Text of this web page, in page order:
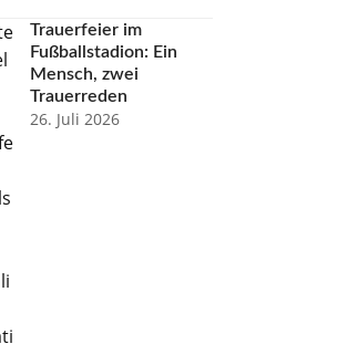
Trauerfeier im
Fußballstadion: Ein
Mensch, zwei
Trauerreden
26. Juli 2026